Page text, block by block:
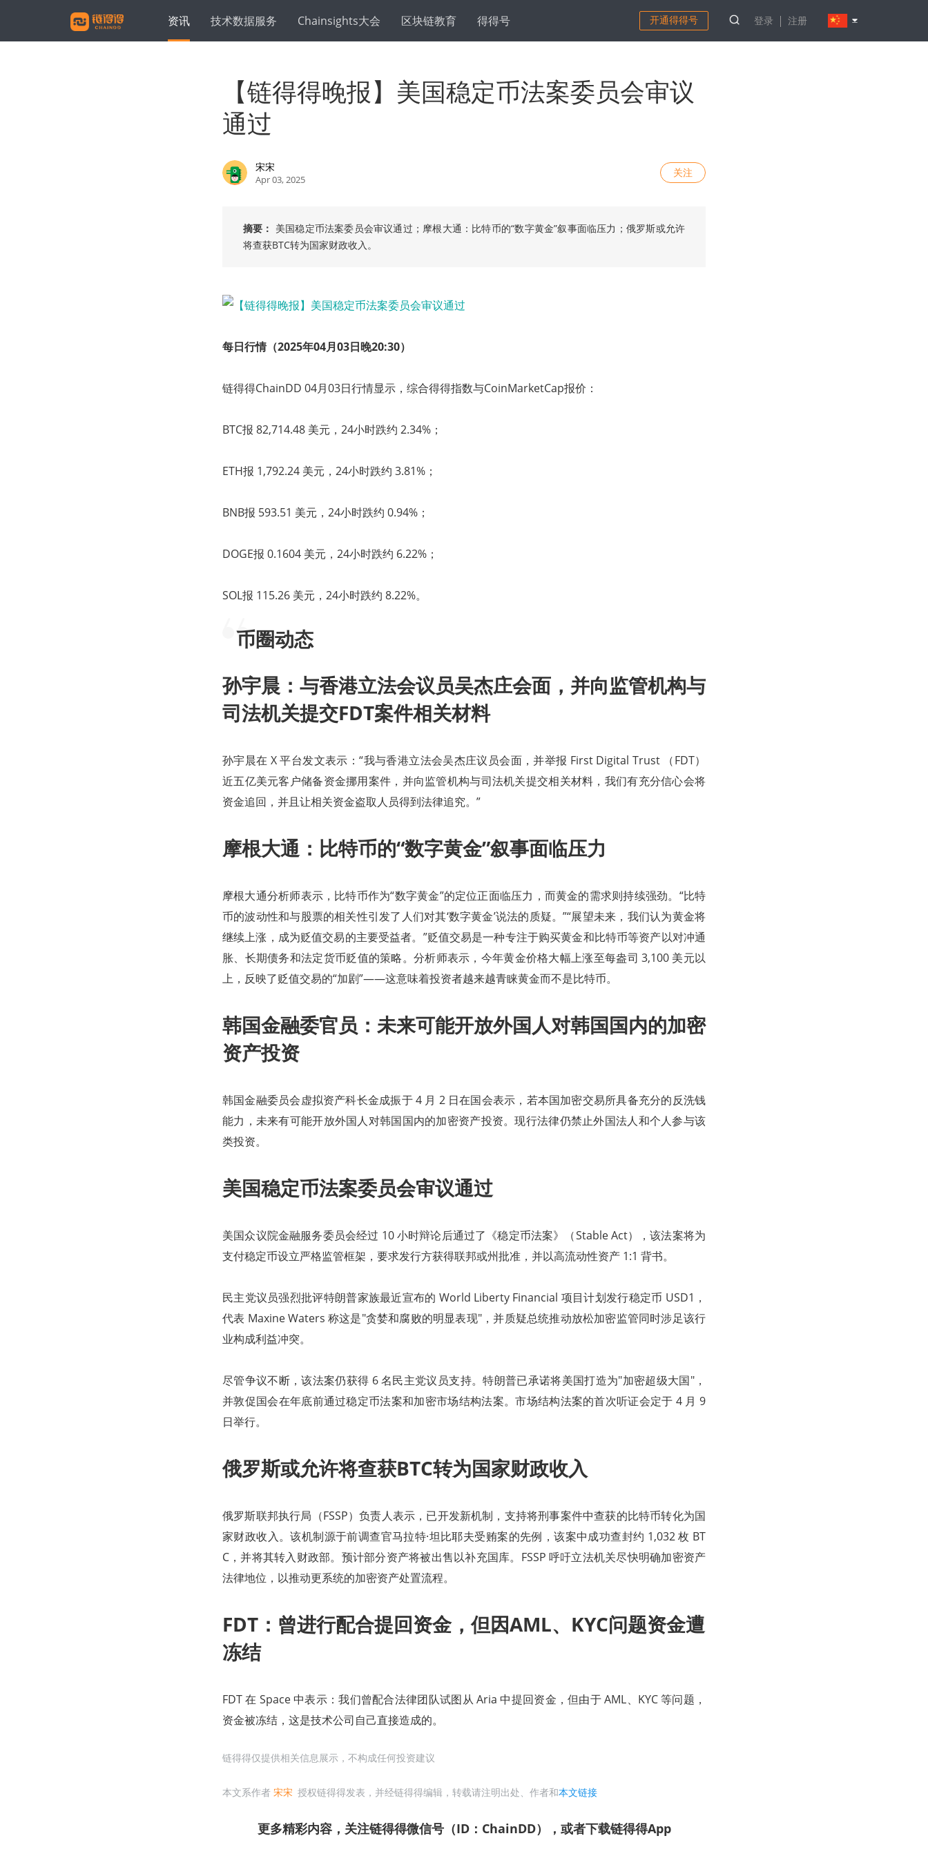
资讯 技术数据服务 Chainsights大会 区块链教育 得得号 开通得得号 登录 注册
【链得得晚报】美国稳定币法案委员会审议
通过
宋宋
Apr 03, 2025
关注
摘要： 美国稳定币法案委员会审议通过；摩根大通：比特币的“数字黄金”叙事面临压力；俄罗斯或允许
将查获BTC转为国家财政收入。
每日行情（2025年04月03日晚20:30）
链得得ChainDD 04月03日行情显示，综合得得指数与CoinMarketCap报价：
BTC报 82,714.48 美元，24小时跌约 2.34%；
ETH报 1,792.24 美元，24小时跌约 3.81%；
BNB报 593.51 美元，24小时跌约 0.94%；
DOGE报 0.1604 美元，24小时跌约 6.22%；
SOL报 115.26 美元，24小时跌约 8.22%。
币圈动态
孙宇晨：与香港立法会议员吴杰庄会面，并向监管机构与
司法机关提交FDT案件相关材料
孙宇晨在 X 平台发文表示：“我与香港立法会吴杰庄议员会面，并举报 First Digital Trust （FDT）
近五亿美元客户储备资金挪用案件，并向监管机构与司法机关提交相关材料，我们有充分信心会将
资金追回，并且让相关资金盗取人员得到法律追究。”
摩根大通：比特币的“数字黄金”叙事面临压力
摩根大通分析师表示，比特币作为“数字黄金”的定位正面临压力，而黄金的需求则持续强劲。“比特
币的波动性和与股票的相关性引发了人们对其‘数字黄金’说法的质疑。”“展望未来，我们认为黄金将
继续上涨，成为贬值交易的主要受益者。”贬值交易是一种专注于购买黄金和比特币等资产以对冲通
胀、长期债务和法定货币贬值的策略。分析师表示，今年黄金价格大幅上涨至每盎司 3,100 美元以
上，反映了贬值交易的“加剧”——这意味着投资者越来越青睐黄金而不是比特币。
韩国金融委官员：未来可能开放外国人对韩国国内的加密
资产投资
韩国金融委员会虚拟资产科长金成振于 4 月 2 日在国会表示，若本国加密交易所具备充分的反洗钱
能力，未来有可能开放外国人对韩国国内的加密资产投资。现行法律仍禁止外国法人和个人参与该
类投资。
美国稳定币法案委员会审议通过
美国众议院金融服务委员会经过 10 小时辩论后通过了《稳定币法案》（Stable Act），该法案将为
支付稳定币设立严格监管框架，要求发行方获得联邦或州批准，并以高流动性资产 1:1 背书。
民主党议员强烈批评特朗普家族最近宣布的 World Liberty Financial 项目计划发行稳定币 USD1，
代表 Maxine Waters 称这是"贪婪和腐败的明显表现"，并质疑总统推动放松加密监管同时涉足该行
业构成利益冲突。
尽管争议不断，该法案仍获得 6 名民主党议员支持。特朗普已承诺将美国打造为"加密超级大国"，
并敦促国会在年底前通过稳定币法案和加密市场结构法案。市场结构法案的首次听证会定于 4 月 9
日举行。
俄罗斯或允许将查获BTC转为国家财政收入
俄罗斯联邦执行局（FSSP）负责人表示，已开发新机制，支持将刑事案件中查获的比特币转化为国
家财政收入。该机制源于前调查官马拉特·坦比耶夫受贿案的先例，该案中成功查封约 1,032 枚 BT
C，并将其转入财政部。预计部分资产将被出售以补充国库。FSSP 呼吁立法机关尽快明确加密资产
法律地位，以推动更系统的加密资产处置流程。
FDT：曾进行配合提回资金，但因AML、KYC问题资金遭
冻结
FDT 在 Space 中表示：我们曾配合法律团队试图从 Aria 中提回资金，但由于 AML、KYC 等问题，
资金被冻结，这是技术公司自己直接造成的。
链得得仅提供相关信息展示，不构成任何投资建议
本文系作者 宋宋 授权链得得发表，并经链得得编辑，转载请注明出处、作者和本文链接
更多精彩内容，关注链得得微信号（ID：ChainDD），或者下载链得得App